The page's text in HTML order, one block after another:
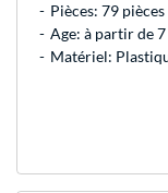
Pièces: 79 pièces
Age: à partir de 7
Matériel: